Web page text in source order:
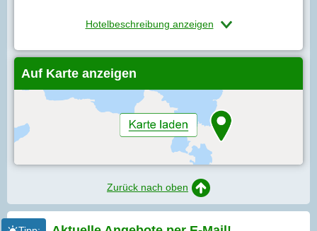
Hotelbeschreibung anzeigen
Auf Karte anzeigen
Zurück nach oben